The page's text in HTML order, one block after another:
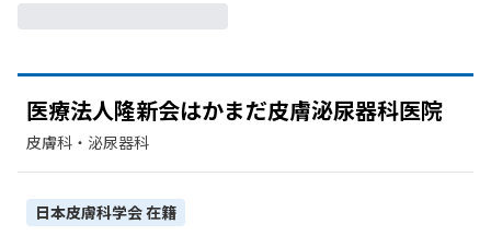
医療法人隆新会はかまだ皮膚泌尿器科医院
皮膚科・​泌尿器科
日本皮膚科学会在籍